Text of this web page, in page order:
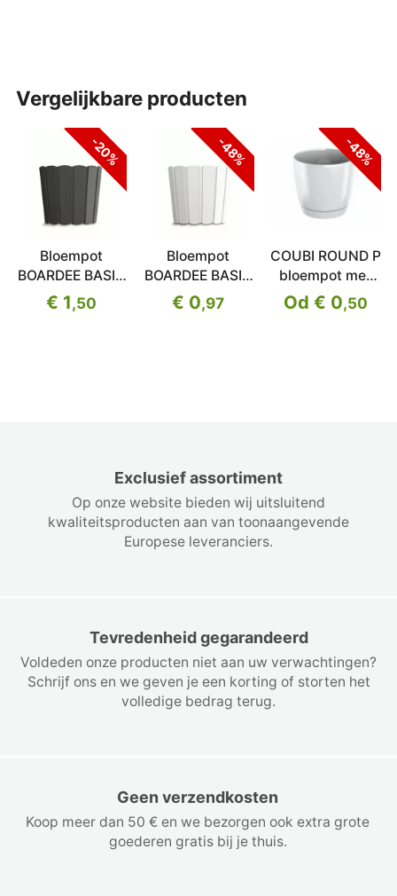
Exclusief assortiment
Op onze website bieden wij uitsluitend
kwaliteitsproducten aan van toonaangevende
Europese leveranciers.
Tevredenheid gegarandeerd
Voldeden onze producten niet aan uw verwachtingen?
Schrijf ons en we geven je een korting of storten het
volledige bedrag terug.
Geen verzendkosten
Koop meer dan 50 € en we bezorgen ook extra grote
goederen gratis bij je thuis.
vergelijkbare producten
-20%
Bloempot
BOARDEE BASIC
antraciet
14,4cm
€ 1,50
-48%
Bloempot
BOARDEE BASIC
wit 14,4cm
€ 0,97
-48%
COUBI ROUND P
bloempot met
schaal
Od € 0,50